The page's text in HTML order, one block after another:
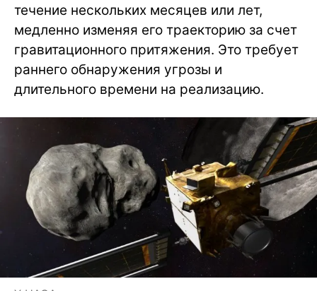
течение нескольких месяцев или лет,
медленно изменяя его траекторию за счет
гравитационного притяжения. Это требует
раннего обнаружения угрозы и
длительного времени на реализацию.